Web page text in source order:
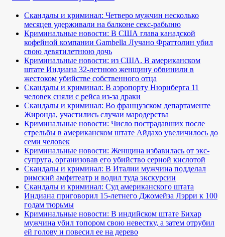
Скандалы и криминал: Четверо мужчин несколько
месяцев удерживали на балконе секс-рабыню
Криминальные новости: В США глава канадской
кофейной компании Gambella Лучано Фраттолин убил
свою девятилетнюю дочь
Криминальные новости: из США. В американском
штате Индиана 32-летнюю женщину обвинили в
жестоком убийстве собственного отца
Скандалы и криминал: В аэропорту Нюрнберга 11
человек сняли с рейса из-за драки
Скандалы и криминал: Во французском департаменте
Жиронда, участились случаи мародерства
Криминальные новости: Число пострадавших после
стрельбы в американском штате Айдахо увеличилось до
семи человек
Криминальные новости: Женщина избавилась от экс-
супруга, организовав его убийство серной кислотой
Скандалы и криминал: В Италии мужчина подделал
римский амфитеатр и водил туда экскурсии
Скандалы и криминал: Суд американского штата
Индиана приговорил 15-летнего Джомейза Лэрри к 100
годам тюрьмы
Криминальные новости: В индийском штате Бихар
мужчина убил топором свою невестку, а затем отрубил
ей голову и повесил ее на дерево